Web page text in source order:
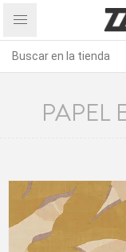
PAPEL